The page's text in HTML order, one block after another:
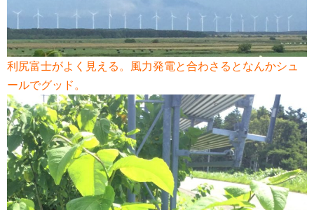
利尻富士がよく見える。風力発電と合わさるとなんかシュ
ールでグッド。